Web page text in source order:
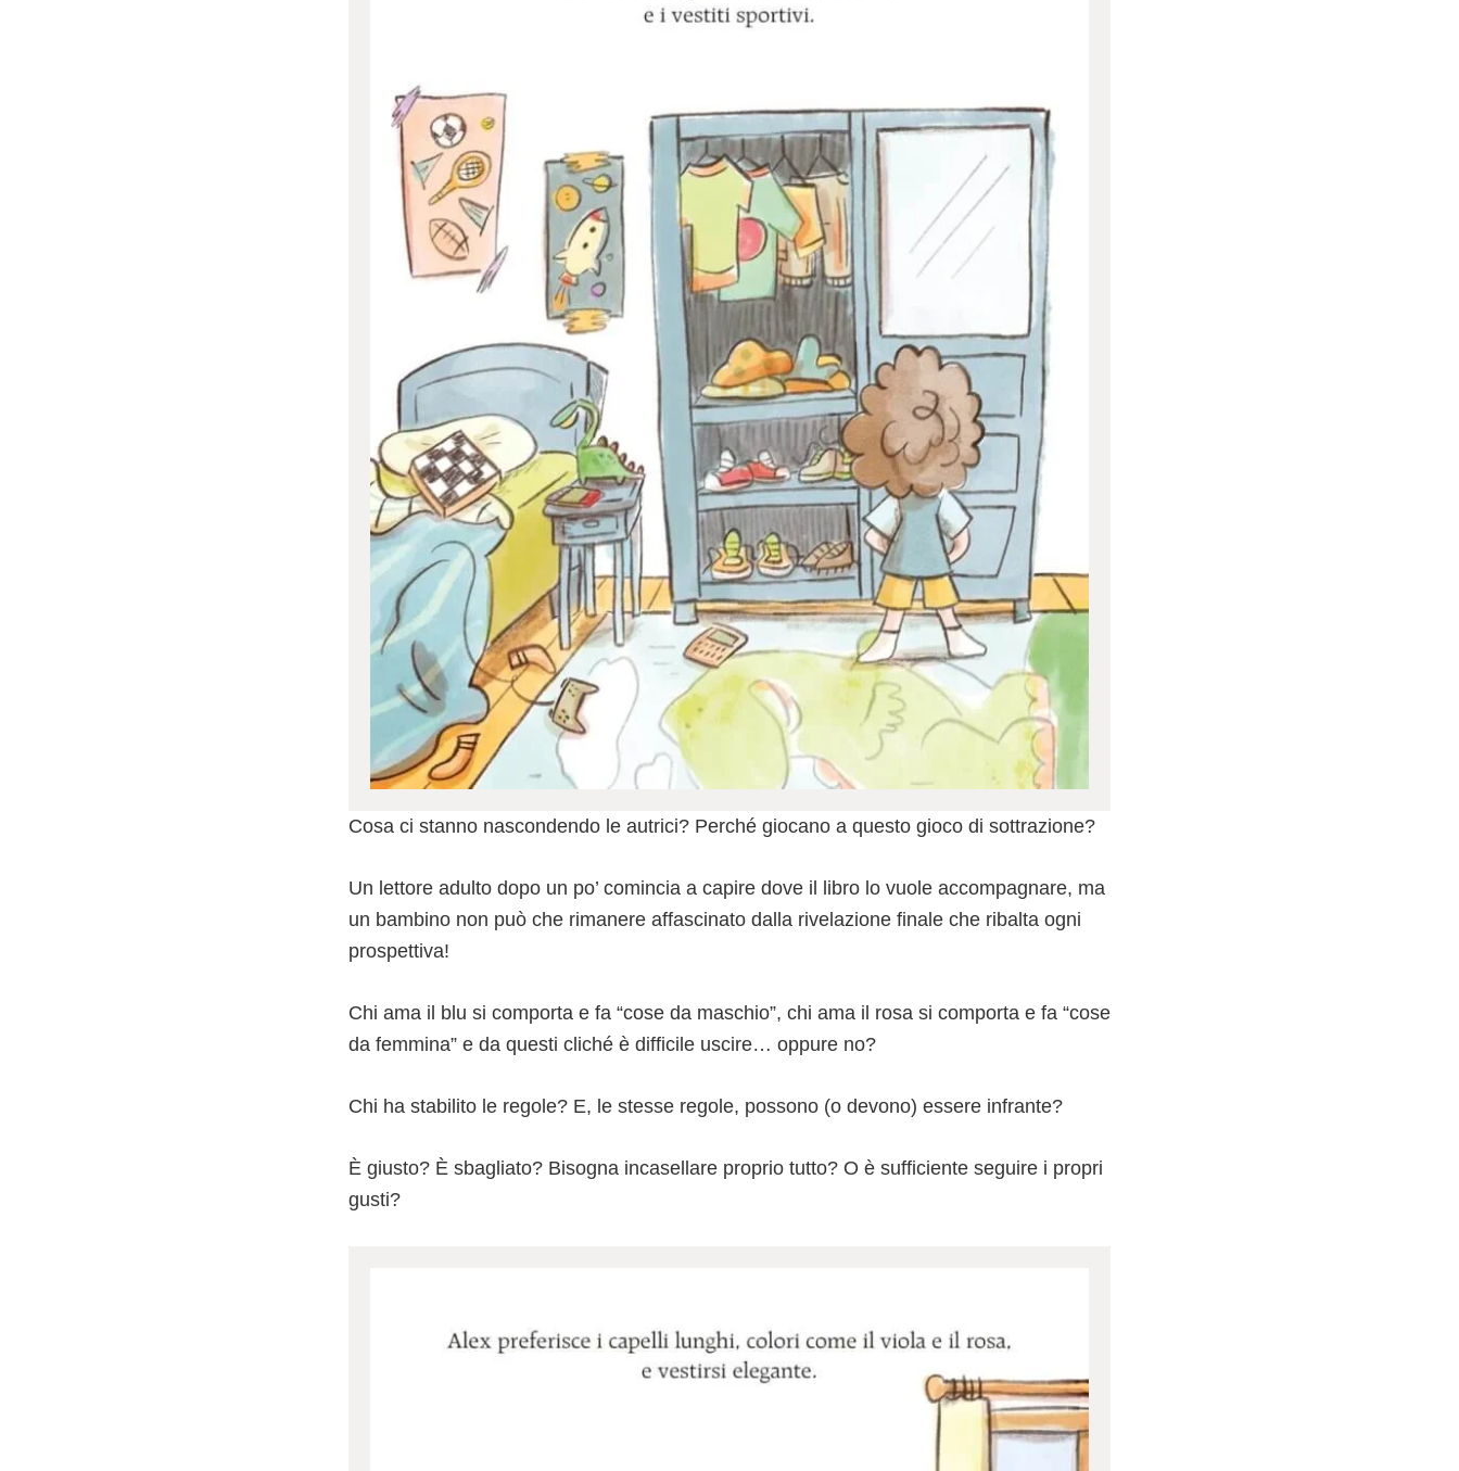
Cosa ci stanno nascondendo le autrici? Perché giocano a questo gioco di sottrazione?
Un lettore adulto dopo un po’ comincia a capire dove il libro lo vuole accompagnare, ma
un bambino non può che rimanere affascinato dalla rivelazione finale che ribalta ogni
prospettiva!
Chi ama il blu si comporta e fa “cose da maschio”, chi ama il rosa si comporta e fa “cose
da femmina” e da questi cliché è difficile uscire… oppure no?
Chi ha stabilito le regole? E, le stesse regole, possono (o devono) essere infrante?
È giusto? È sbagliato? Bisogna incasellare proprio tutto? O è sufficiente seguire i propri
gusti?